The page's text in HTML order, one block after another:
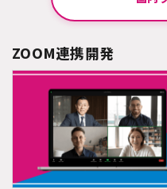
ZOOM連携開発